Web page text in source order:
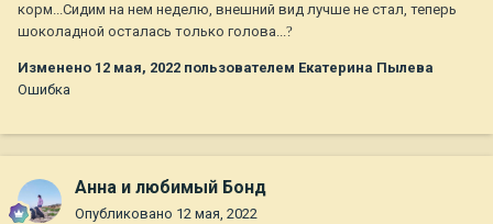
корм...Сидим на нем неделю, внешний вид лучше не стал, теперь
шоколадной осталась только голова...?
Изменено 12 мая, 2022 пользователем Екатерина Пылева
Ошибка
Анна и любимый Бонд
Опубликовано 12 мая, 2022